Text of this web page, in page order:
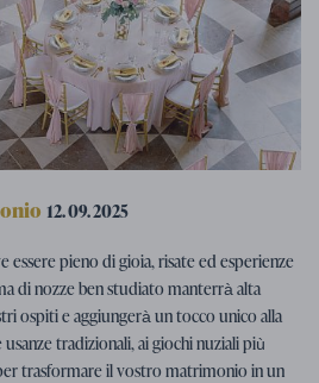
12. 09. 2025
suggerimenti
divertenti
pieno di gioia, risate ed esperienze
di nozze ben studiato manterrà alta
ospiti e aggiungerà un tocco unico alla
tradizionali, ai giochi nuziali più
trasformare il vostro matrimonio in un